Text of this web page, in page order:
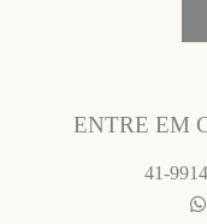
ENTRE EM
41-